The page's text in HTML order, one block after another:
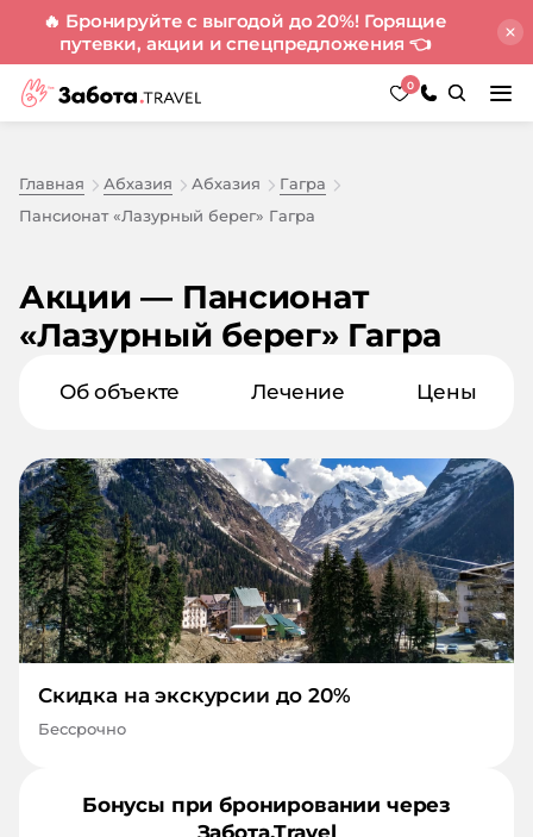
🔥 Бронируйте с выгодой до 20%! Горящие
путевки, акции и спецпредложения 👈
0
Главная Абхазия Абхазия
Гагра
Пансионат «Лазурный берег» Гагра
Акции — Пансионат
«Лазурный берег» Гагра
Об объекте Лечение Цены
Скидка на экскурсии до 20%
Бессрочно
Бонусы при бронировании через
Забота.Travel